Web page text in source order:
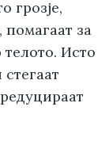
грозје,
за
Исто